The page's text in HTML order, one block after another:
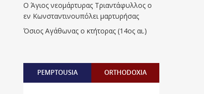
Ο Άγιος νεομάρτυρας Τριαντάφυλλος ο
εν Κωνσταντινουπόλει μαρτυρήσας
Όσιος Αγάθωνας ο κτήτορας (14ος αι.)
PEMPTOUSIA ORTHODOXIA